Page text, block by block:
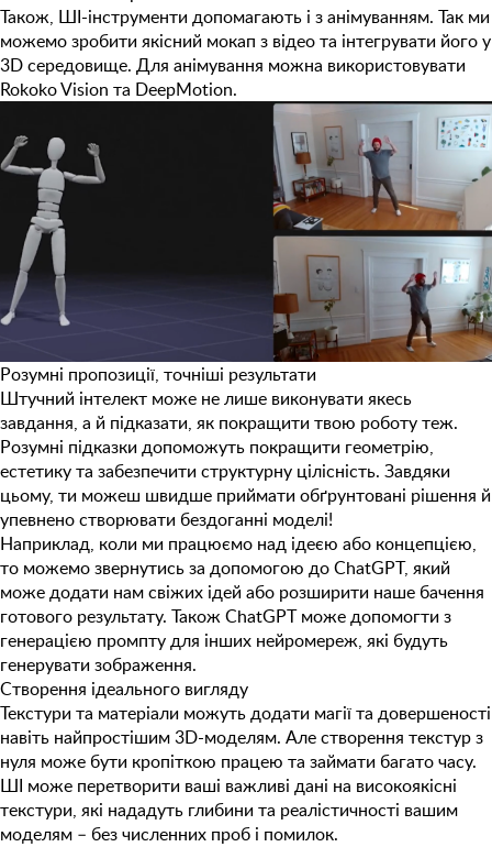
Також, ШІ-інструменти допомагають і з анімуванням. Так ми
можемо зробити якісний мокап з відео та інтегрувати його у
3D середовище. Для анімування можна використовувати
Rokoko Vision та DeepMotion.
Розумні пропозиції, точніші результати
Штучний інтелект може не лише виконувати якесь
завдання, а й підказати, як покращити твою роботу теж.
Розумні підказки допоможуть покращити геометрію,
естетику та забезпечити структурну цілісність. Завдяки
цьому, ти можеш швидше приймати обґрунтовані рішення й
упевнено створювати бездоганні моделі!
Наприклад, коли ми працюємо над ідеєю або концепцією,
то можемо звернутись за допомогою доChatGPT, який
може додати нам свіжих ідей або розширити наше бачення
готового результату. ТакожChatGPTможе допомогти з
генерацією промпту для інших нейромереж, які будуть
генерувати зображення.
Створення ідеального вигляду
Текстури та матеріали можуть додати магії та довершеності
навіть найпростішим 3D-моделям. Але створення текстур з
нуля може бути кропіткою працею та займати багато часу.
ШІ може перетворити ваші важливі дані на високоякісні
текстури, які нададуть глибини та реалістичності вашим
моделям – без численних проб і помилок.